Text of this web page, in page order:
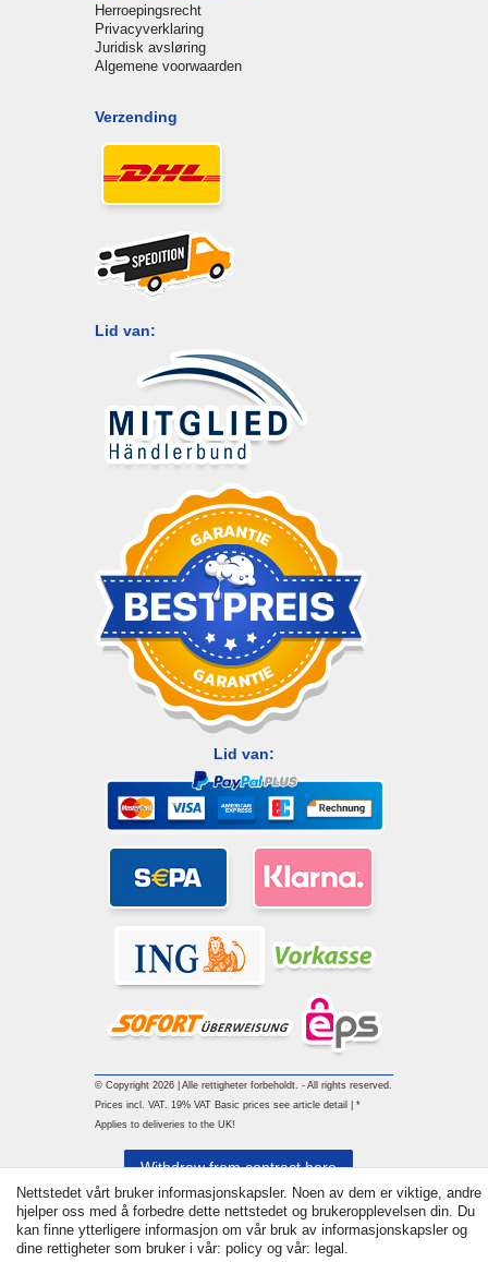
Herroepingsrecht
Privacyverklaring
Juridisk avsløring
Algemene voorwaarden
Verzending
Lid van:
Lid van:
© Copyright 2026 | Alle rettigheter forbeholdt. - All rights reserved.
Prices incl. VAT. 19% VAT Basic prices see article detail | *
Applies to deliveries to the UK!
Nettstedet vårt bruker informasjonskapsler. Noen av dem er viktige, andre
hjelper oss med å forbedre dette nettstedet og brukeropplevelsen din. Du
kan finne ytterligere informasjon om vår bruk av informasjonskapsler og
dine rettigheter som bruker i vår: policy og vår: legal.
Withdraw from contract here
Ta kontakt med